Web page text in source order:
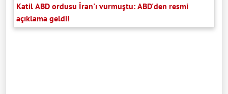
Katil ABD ordusu İran'ı vurmuştu: ABD'den resmi
açıklama geldi!